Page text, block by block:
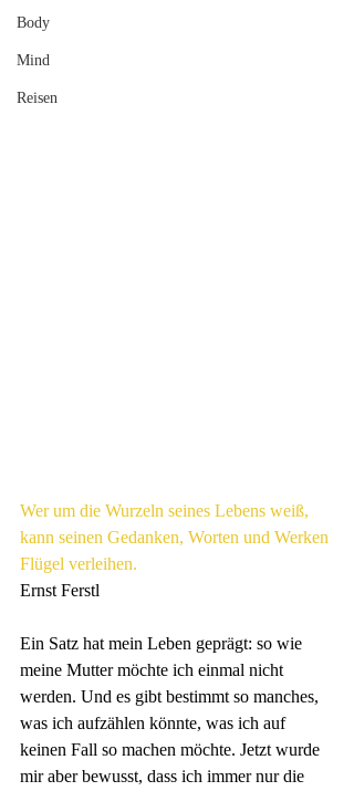
Body
Mind
Reisen
Wer um die Wurzeln seines Lebens weiß,
kann seinen Gedanken, Worten und Werken
Flügel verleihen.
Ernst Ferstl
Ein Satz hat mein Leben geprägt: so wie
meine Mutter möchte ich einmal nicht
werden. Und es gibt bestimmt so manches,
was ich aufzählen könnte, was ich auf
keinen Fall so machen möchte. Jetzt wurde
mir aber bewusst, dass ich immer nur die